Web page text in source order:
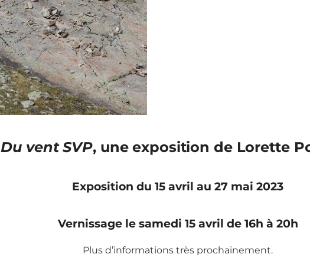
Du vent SVP, une exposition de Lorette
Exposition du 15 avril au 27 mai 2023
Vernissage le samedi 15 avril de 16h à 20h
Plus d’informations très prochainement.